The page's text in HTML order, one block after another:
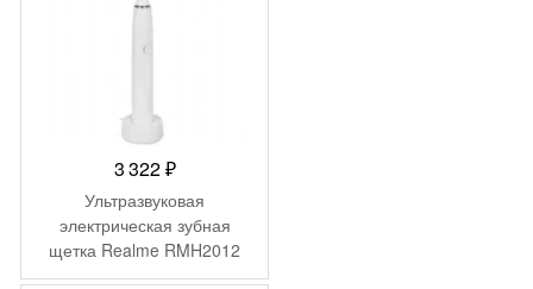
3 322₽
Ультразвуковая
электрическая зубная
щетка Realme RMH2012
(M1) Цвет: Белый (White)